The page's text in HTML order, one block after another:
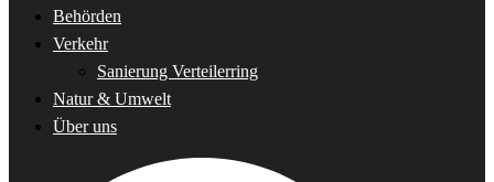
Behörden
Verkehr
Sanierung Verteilerring
Natur & Umwelt
Über uns